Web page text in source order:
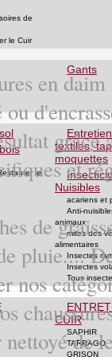
de
le Cuir
Gants
le
textiles,
moquettes
Nuisibles
acariens et
Anti-
animaux
mites des
alimentaires
Insectes
Insectes
Tous
CUIR
SAPHIR
TARRAGO
GRISON
en
et
de
pluie....
nos
de